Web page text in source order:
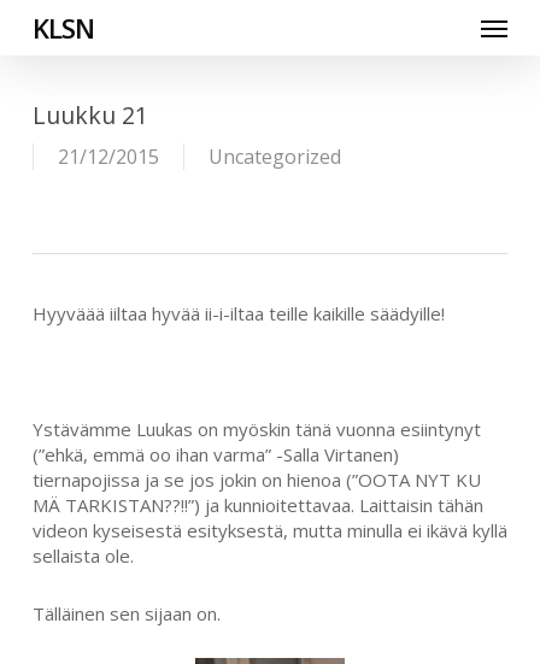
KLSN Menu
Luukku 21
21/12/2015 Uncategorized
Hyyväää iiltaa hyvää ii-i-iltaa teille kaikille säädyille!
Ystävämme Luukas on myöskin tänä vuonna esiintynyt
(”ehkä, emmä oo ihan varma” -Salla Virtanen)
tiernapojissa ja se jos jokin on hienoa (”OOTA NYT KU
MÄ TARKISTAN??!!”) ja kunnioitettavaa. Laittaisin tähän
videon kyseisestä esityksestä, mutta minulla ei ikävä kyllä
sellaista ole.
Tälläinen sen sijaan on.